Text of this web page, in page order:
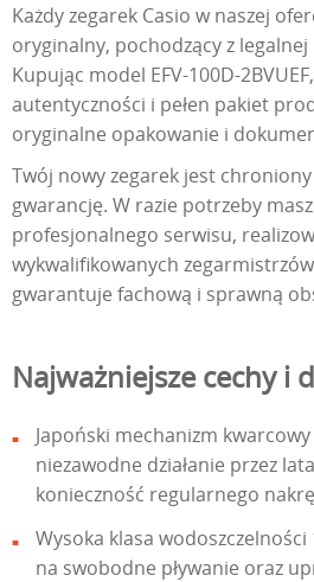
Każdy zegarek Casio w naszej
oryginalny, pochodzący z
Kupując model EFV-100D-
autentyczności i pełen pakiet
oryginalne opakowanie i
Twój nowy zegarek jest
gwarancję. W razie potrzeby
profesjonalnego serwisu,
wykwalifikowanych
gwarantuje fachową i sprawną
Najważniejsze cechy i
Japoński mechanizm
niezawodne działanie przez
konieczność regularnego
Wysoka klasa
na swobodne pływanie oraz